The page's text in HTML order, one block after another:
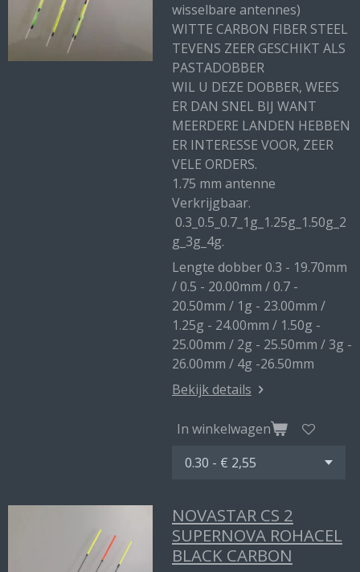
wisselbare antennes)
WITTE CARBON FIBER STEEL
TEVENS ZEER GESCHIKT ALS
PASTADOBBER
WIL U DEZE DOBBER, WEES
ER DAN SNEL BIJ WANT
MEERDERE LANDEN HEBBEN
ER INTERESSE VOOR, ZEER
VELE ORDERS.
1.75 mm antenne
Verkrijgbaar.
0.3_0.5_0.7_1g_1.25g_1.50g_2
g_3g_4g.
Lengte dobber 0.3 - 19.70mm
/ 0.5 - 20.00mm / 0.7 -
20.50mm / 1g - 23.00mm /
1.25g - 24.00mm / 1.50g -
25.00mm / 2g - 25.50mm / 3g -
26.00mm / 4g -26.50mm
Bekijk details
In winkelwagen
NOVASTAR CS 2
SUPERNOVA ROHACEL
BLACK CARBON